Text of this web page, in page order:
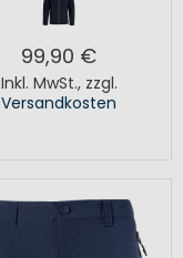
99,90 €
Inkl. MwSt., zzgl.
Versandkosten